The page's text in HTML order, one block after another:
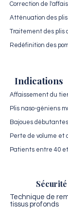
Correction de
Atténuation des
Traitement des plis
Redéfinition des
Indications
Affaissement du
Plis naso-géniens
Bajoues débutantes
Perte de volume et
Patients entre 40
Technique de
tissus profonds